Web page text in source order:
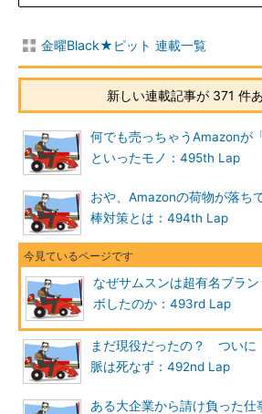
金曜Black★ピット 連載一覧
新しい連載記事が 371 件
何でも売っちゃうAmazonが
といったモノ：495th Lap
おや、Amazonの荷物が落
棒対策とは：494th Lap
なぜサムスンは超有名ブラ
ボしたのか：493rd Lap
まだ現役だったの？ ついに
脈は死なず：492nd Lap
ある大企業から請け負った仕